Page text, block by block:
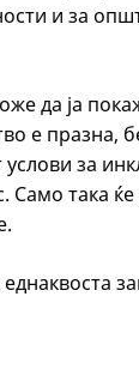
и за
да ја
е празна,
за
Само така